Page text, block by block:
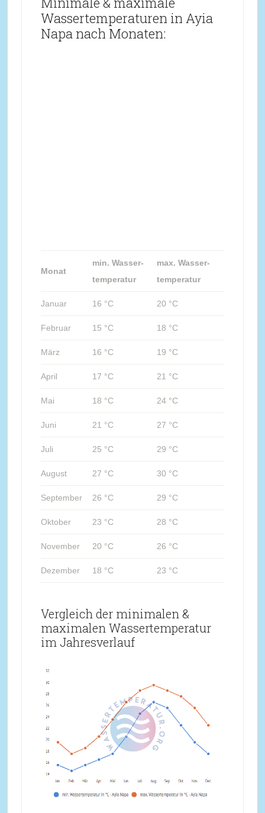
Wassertemperaturen in Ayia
Napa nach Monaten:
Monat
min. Wasser-
temperatur
max. Wasser-
temperatur
Januar 16 °C 20 °C
Februar 15 °C 18 °C
März 16 °C 19 °C
April 17 °C 21 °C
Mai 18 °C 24 °C
Juni 21 °C 27 °C
Juli 25 °C 29 °C
August 27 °C 30 °C
September 26 °C 29 °C
Oktober 23 °C 28 °C
November 20 °C 26 °C
Dezember 18 °C 23 °C
Vergleich der minimalen &
maximalen Wassertemperatur
im Jahresverlauf